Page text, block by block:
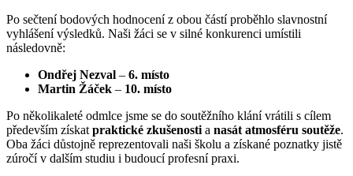
Po sečtení bodových hodnocení z obou částí proběhlo slavnostní
vyhlášení výsledků. Naši žáci se v silné konkurenci umístili
následovně:
Ondřej Nezval – 6. místo
Martin Žáček – 10. místo
Po několikaleté odmlce jsme se do soutěžního klání vrátili s cílem
především získat praktické zkušenosti a nasát atmosféru soutěže.
Oba žáci důstojně reprezentovali naši školu a získané poznatky jistě
zúročí v dalším studiu i budoucí profesní praxi.